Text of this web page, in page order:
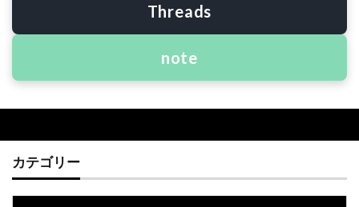
Threads
note
カテゴリー